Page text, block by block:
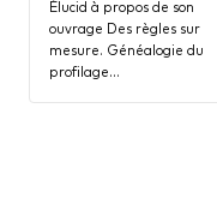
Élucid à propos de son
ouvrage Des règles sur
mesure. Généalogie du
profilage…